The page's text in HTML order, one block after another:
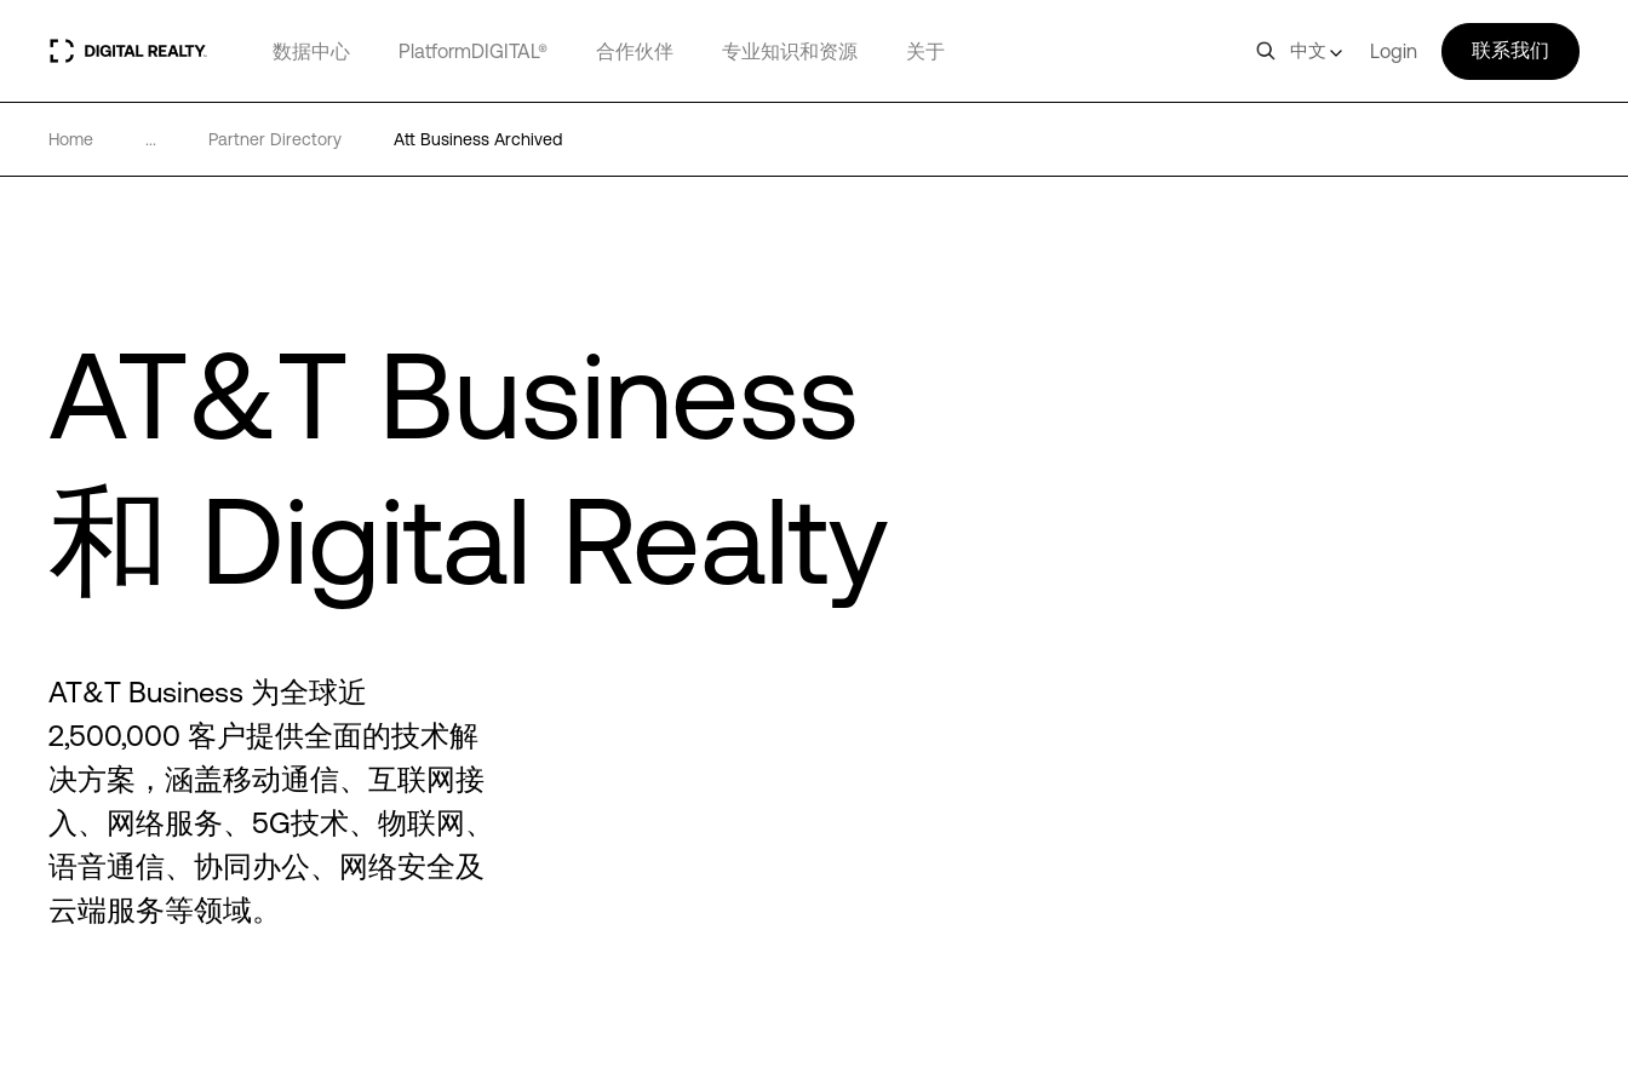
数据中心 PlatformDIGITAL® 合作伙伴 专业知识和资源 关于 中文 Login 联系我们
Home ... Partner Directory Att Business Archived
AT&T Business
和 Digital Realty
AT&T Business 为全球近
2,500,000 客户提供全面的技术解
决方案，涵盖移动通信、互联网接
入、网络服务、5G技术、物联网、
语音通信、协同办公、网络安全及
云端服务等领域。